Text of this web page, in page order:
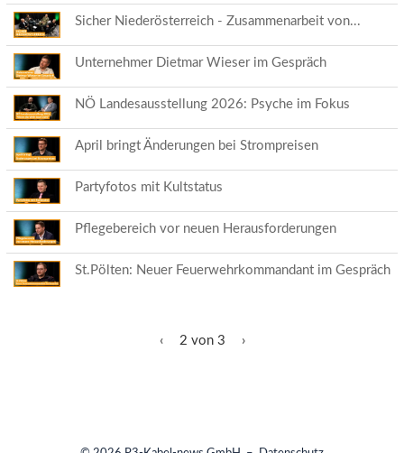
Sicher Niederösterreich - Zusammenarbeit von...
Unternehmer Dietmar Wieser im Gespräch
NÖ Landesausstellung 2026: Psyche im Fokus
April bringt Änderungen bei Strompreisen
Partyfotos mit Kultstatus
Pflegebereich vor neuen Herausforderungen
St.Pölten: Neuer Feuerwehrkommandant im Gespräch
‹ 2 von 3 ›